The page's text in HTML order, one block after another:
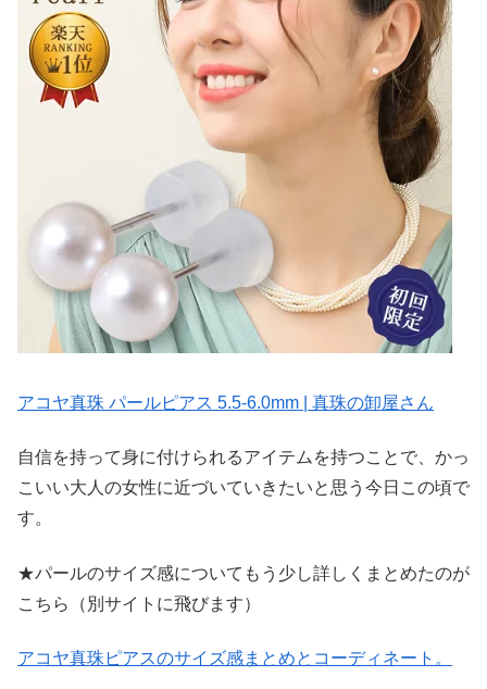
アコヤ真珠 パールピアス 5.5-6.0mm | 真珠の卸屋さん
自信を持って身に付けられるアイテムを持つことで、かっ
こいい大人の女性に近づいていきたいと思う今日この頃で
す。
★パールのサイズ感についてもう少し詳しくまとめたのが
こちら（別サイトに飛びます）
アコヤ真珠ピアスのサイズ感まとめとコーディネート。